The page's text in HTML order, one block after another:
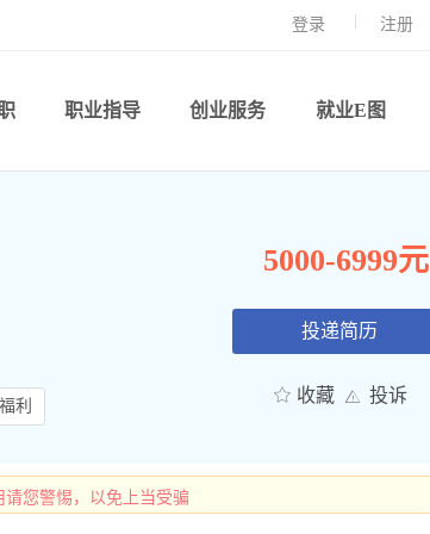
登录 注册
职业指导 创业服务 就业E图
5000-6999元
利
投递简历
收藏 投诉
您警惕，以免上当受骗